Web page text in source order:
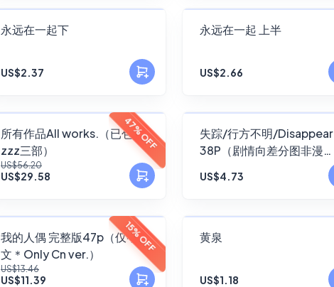
FANSKY
永远在一起下
US$2.37
FANSKY
永远在一起 上半
US$2.66
FANSKY
No Preview
47% OFF
所有作品All works.（已包含
zzz三部）
US$56.20
US$29.58
FANSKY
No Preview
失踪/行方不明/Disappear
38P（剧情向差分图非漫
US$4.73
FANSKY
No Preview
15% OFF
我的人偶 完整版47p（仅中
文＊Only Cn ver.）
US$13.46
US$11.39
FANSKY
黄泉
US$1.18